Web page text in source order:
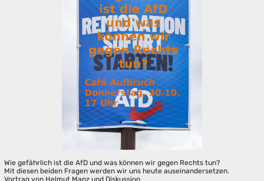
Wie gefährlich ist die AfD und was können wir gegen Rechts tun?
Mit diesen beiden Fragen werden wir uns heute auseinandersetzen.
Vortrag von Helmut Manz und Diskussion